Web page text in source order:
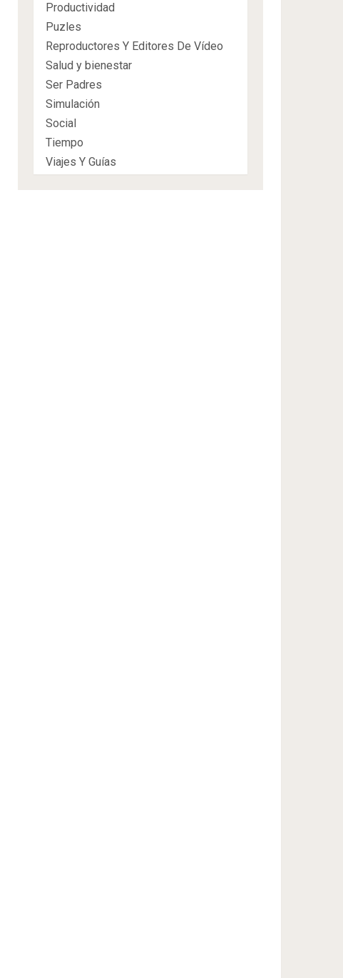
Productividad
Puzles
Reproductores Y Editores De Vídeo
Salud y bienestar
Ser Padres
Simulación
Social
Tiempo
Viajes Y Guías